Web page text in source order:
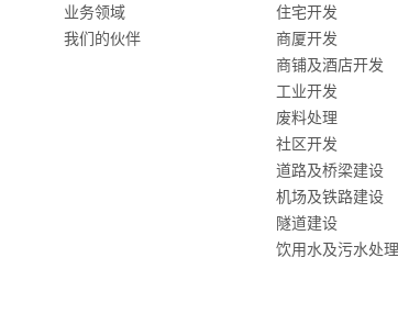
业务领域
我们的伙伴
住宅开发
商厦开发
商铺及酒店开发
工业开发
废料处理
社区开发
道路及桥梁建设
机场及铁路建设
隧道建设
饮用水及污水处理